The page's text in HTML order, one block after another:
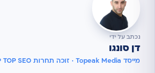
נכתב על ידי
דן סונגו
מייסד Topeak Media · זוכה תחרות TOP SEO ישראל 2022